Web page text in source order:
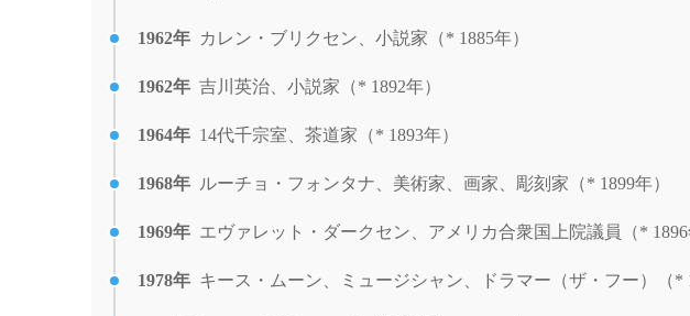
1962年 カレン・ブリクセン、小説家（* 1885年）
1962年 吉川英治、小説家（* 1892年）
1964年 14代千宗室、茶道家（* 1893年）
1968年 ルーチョ・フォンタナ、美術家、画家、彫刻家（* 1899年）
1969年 エヴァレット・ダークセン、アメリカ合衆国上院議員（*
1978年 キース・ムーン、ミュージシャン、ドラマー（ザ・フー）（*